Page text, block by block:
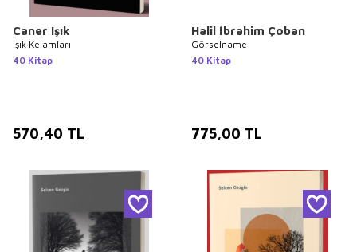
Caner Işık
Işık Kelamları
40 Kitap
570,40 TL
Halil İbrahim Çoban
Görselname
40 Kitap
775,00 TL